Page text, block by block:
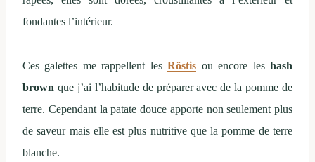
fondantes l’intérieur.
Ces galettes me rappellent lesRöstis ou encore leshash
brown que j’ai l’habitude de préparer avec de la pomme de
terre. Cependant la patate douce apporte non seulement plus
de saveur mais elle est plus nutritive que la pomme de terre
blanche.